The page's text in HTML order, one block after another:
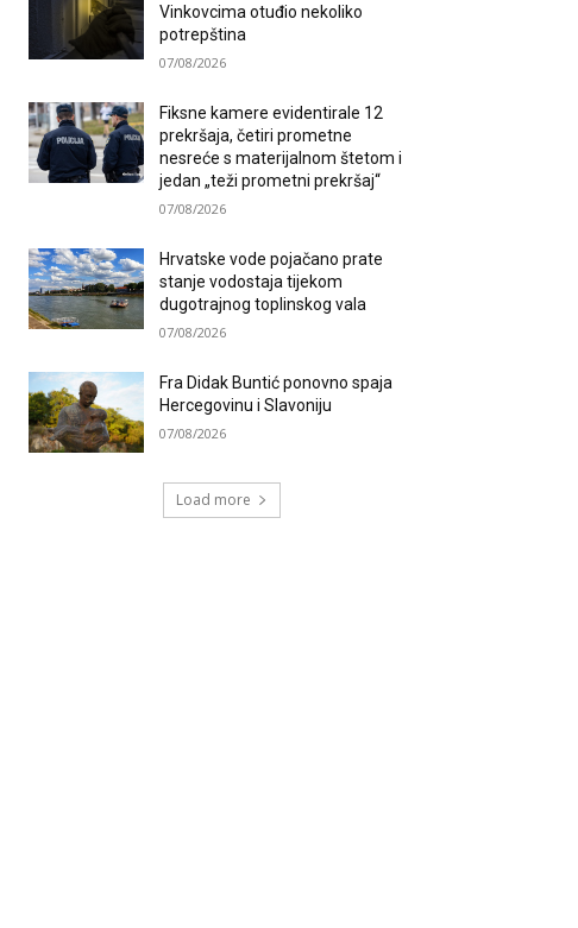
Vinkovcima otuđio nekoliko
potrepština
07/08/2026
Fiksne kamere evidentirale 12
prekršaja, četiri prometne
nesreće s materijalnom štetom i
jedan „teži prometni prekršaj“
07/08/2026
Hrvatske vode pojačano prate
stanje vodostaja tijekom
dugotrajnog toplinskog vala
07/08/2026
Fra Didak Buntić ponovno spaja
Hercegovinu i Slavoniju
07/08/2026
Load more